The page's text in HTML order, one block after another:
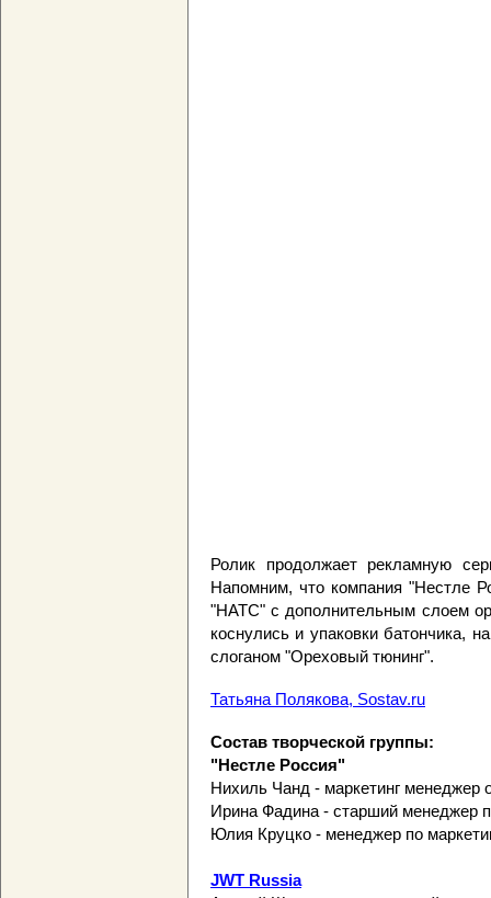
Ролик продолжает рекламную
Напомним, что компания "Нестле
"НАТС" с дополнительным слоем
коснулись и упаковки батончика,
слоганом "Ореховый тюнинг".
Татьяна Полякова, Sostav.ru
Состав творческой группы:
"Нестле Россия"
Нихиль Чанд - маркетинг менеджер
Ирина Фадина - старший менеджер
Юлия Круцко - менеджер по
JWT Russia